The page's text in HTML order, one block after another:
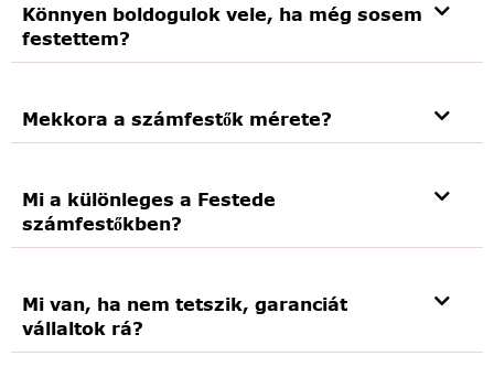
Könnyen boldogulok vele, ha még sosem
festettem?
Mekkora a számfestők mérete?
Mi a különleges a Festede
számfestőkben?
Mi van, ha nem tetszik, garanciát
vállaltok rá?